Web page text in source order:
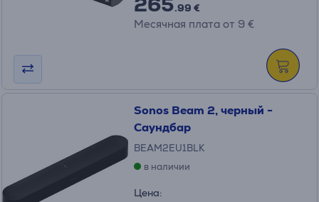
.99 €
Месячная плата от 9 €
Sonos Beam 2, черный -
Саундбар
BEAM2EU1BLK
в наличии
Цена: